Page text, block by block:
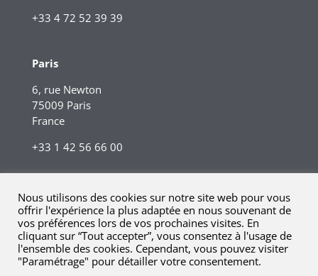
+33 4 72 52 39 39
Paris
6, rue Newton
75009 Paris
France
+33 1 42 56 66 00
Nous utilisons des cookies sur notre site web pour vous
offrir l'expérience la plus adaptée en nous souvenant de
vos préférences lors de vos prochaines visites. En
cliquant sur “Tout accepter”, vous consentez à l'usage de
l'ensemble des cookies. Cependant, vous pouvez visiter
"Paramétrage" pour détailler votre consentement.